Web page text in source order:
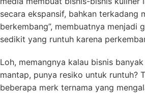
secara ekspansif, bahkan terkadang
berkembang”, membuatnya menjadi
sedikit yang runtuh karena
Loh, memangnya kalau bisnis
mantap, punya resiko untuk runtuh?
beberapa merk ternama yang